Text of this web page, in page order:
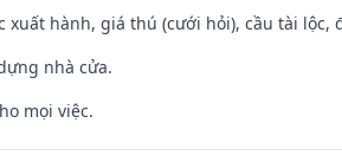
xuất hành, giá thú (cưới hỏi), cầu tài lộc,
nhà cửa.
mọi việc.